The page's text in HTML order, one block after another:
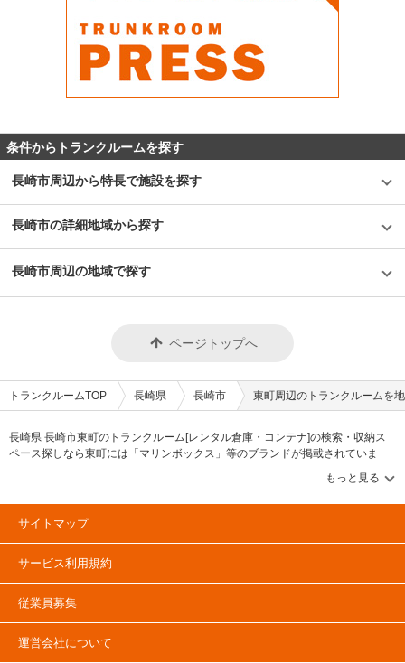
条件からトランクルームを探す
長崎市周辺から特長で施設を探す
長崎市の詳細地域から探す
長崎市周辺の地域で探す
ページトップへ
トランクルームTOP 長崎県 長崎市 東町周辺のトランクルームを
長崎県 長崎市東町のトランクルーム[レンタル倉庫・コンテナ]の検索・収納ス
ペース探しなら東町には「マリンボックス」等のブランドが掲載されていま
す。借りたい地域から探して、広さ・料金[賃料]・セキュリティ・空調完備・24
時間出し入れ可能などの希望条件で絞込み！豊富な物件数から様々な方法でご
希望の収納スペースを簡単に探せるトランクルーム情報サイトです。東町で気
になるトランクルームを見つけたら、メールか電話でお問合せが可能です（無
サイトマップ
サービス利用規約
従業員募集
運営会社について